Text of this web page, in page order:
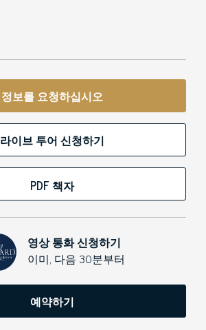
정보를 요청하십시오
라이브 투어 신청하기
PDF 책자
영상 통화 신청하기
이미, 다음 30분부터
예약하기